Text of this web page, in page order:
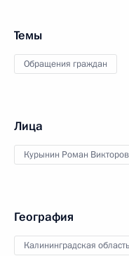
Темы
Обращения граждан
Лица
Курынин Роман
География
Калининградская область